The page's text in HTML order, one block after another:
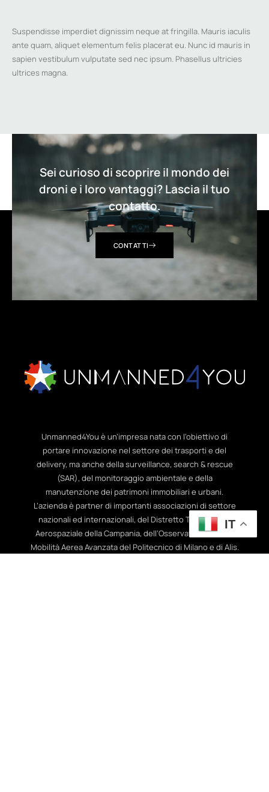
Suspendisse imperdiet dignissim neque at fringilla. Mauris iaculis
ante quam, aliquet elementum felis placerat eu. Nunc id mauris in
sapien vestibulum vulputate sed nec ipsum. Phasellus ultricies
ultrices magna.
Sei curioso di scoprire il mondo dei
droni e i loro vantaggi? Lascia il tuo
contatto.
CONTATTI
Unmanned4You è un’impresa nata con l’obiettivo di
portare innovazione nel settore dei trasporti e del
delivery, ma anche della surveillance, search & rescue
(SAR), del monitoraggio ambientale e della
manutenzione dei patrimoni immobiliari e urbani.
L’azienda è partner di importanti associazioni di settore
nazionali ed internazionali, del Distretto Tecnologico
Aerospaziale della Campania, dell’Osservatorio Droni e
Mobilità Aerea Avanzata del Politecnico di Milano e di Alis.
IT